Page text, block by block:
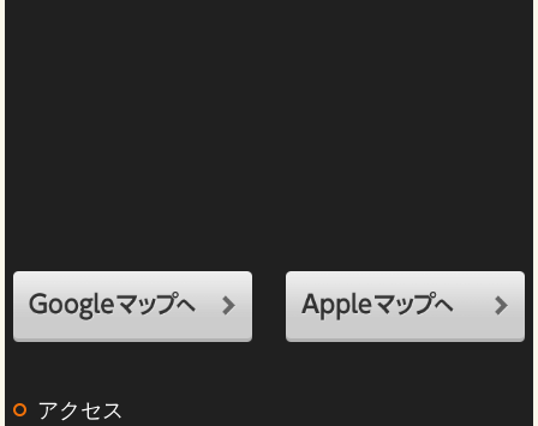
アクセス